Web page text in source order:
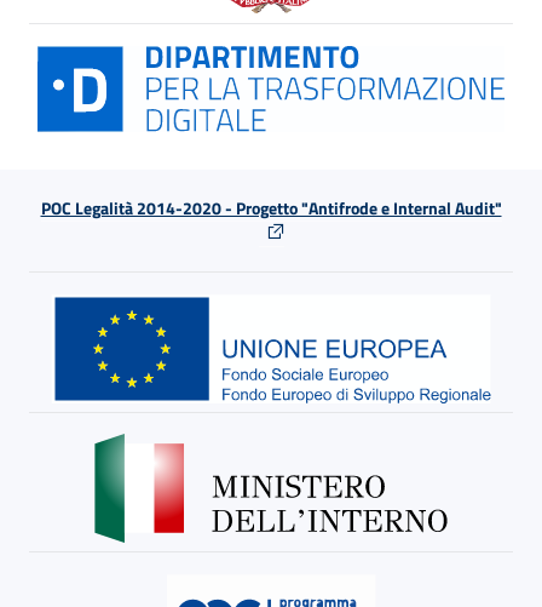
POC Legalità 2014-2020 - Progetto "Antifrode e Internal Audit"